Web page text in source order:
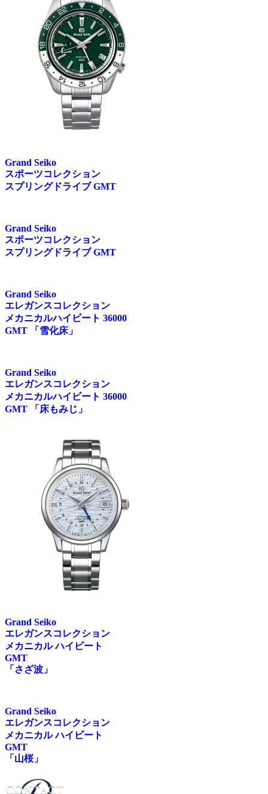
Grand Seiko
スポーツコレクション
スプリングドライブ GMT
Grand Seiko
スポーツコレクション
スプリングドライブ GMT
Grand Seiko
エレガンスコレクション
メカニカルハイビート 36000
GMT 「雪化床」
Grand Seiko
エレガンスコレクション
メカニカルハイビート 36000
GMT 「床もみじ」
Grand Seiko
エレガンスコレクション
メカニカル ハイビート
GMT
「さざ波」
Grand Seiko
エレガンスコレクション
メカニカル ハイビート
GMT
「山桜」